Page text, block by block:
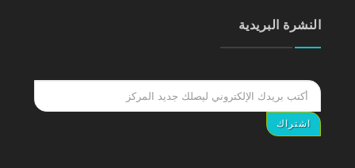
النشرة البريدية